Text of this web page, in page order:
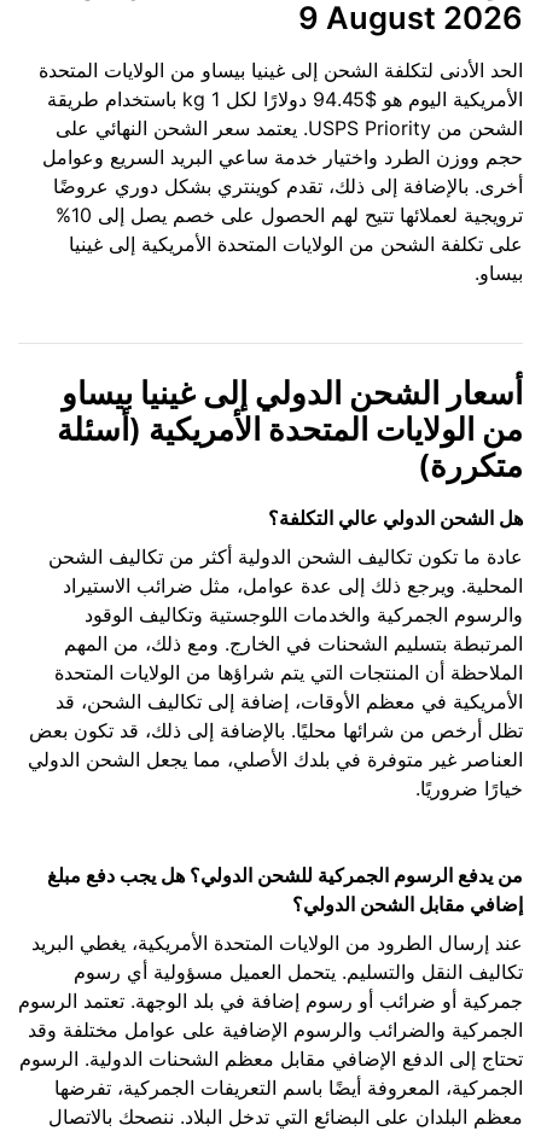
9 August 2026
الحد الأدنى لتكلفة الشحن إلى غينيا بيساو من الولايات المتحدة
الأمريكية اليوم هو $94.45 دولارًا لكل 1 kg باستخدام طريقة
الشحن من USPS Priority. يعتمد سعر الشحن النهائي على
حجم ووزن الطرد واختيار خدمة ساعي البريد السريع وعوامل
أخرى. بالإضافة إلى ذلك، تقدم كوينتري بشكل دوري عروضًا
ترويجية لعملائها تتيح لهم الحصول على خصم يصل إلى 10%
على تكلفة الشحن من الولايات المتحدة الأمريكية إلى غينيا
بيساو.
أسعار الشحن الدولي إلى غينيا بيساو
من الولايات المتحدة الأمريكية (أسئلة
متكررة)
هل الشحن الدولي عالي التكلفة؟
عادة ما تكون تكاليف الشحن الدولية أكثر من تكاليف الشحن
المحلية. ويرجع ذلك إلى عدة عوامل، مثل ضرائب الاستيراد
والرسوم الجمركية والخدمات اللوجستية وتكاليف الوقود
المرتبطة بتسليم الشحنات في الخارج. ومع ذلك، من المهم
الملاحظة أن المنتجات التي يتم شراؤها من الولايات المتحدة
الأمريكية في معظم الأوقات، إضافة إلى تكاليف الشحن، قد
تظل أرخص من شرائها محليًا. بالإضافة إلى ذلك، قد تكون بعض
العناصر غير متوفرة في بلدك الأصلي، مما يجعل الشحن الدولي
خيارًا ضروريًا.
من يدفع الرسوم الجمركية للشحن الدولي؟ هل يجب دفع مبلغ
إضافي مقابل الشحن الدولي؟
عند إرسال الطرود من الولايات المتحدة الأمريكية، يغطي البريد
تكاليف النقل والتسليم. يتحمل العميل مسؤولية أي رسوم
جمركية أو ضرائب أو رسوم إضافة في بلد الوجهة. تعتمد الرسوم
الجمركية والضرائب والرسوم الإضافية على عوامل مختلفة وقد
تحتاج إلى الدفع الإضافي مقابل معظم الشحنات الدولية. الرسوم
الجمركية، المعروفة أيضًا باسم التعريفات الجمركية، تفرضها
معظم البلدان على البضائع التي تدخل البلاد. ننصحك بالاتصال